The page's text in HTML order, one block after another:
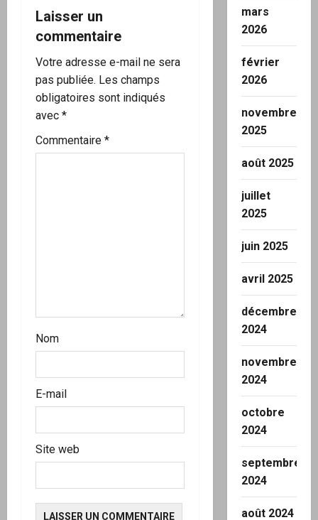
o
n
d
’
a
e
Laisser un
commentaire
Votre adresse e-mail ne sera
pas publiée. Les champs
obligatoires sont indiqués
avec *
Commentaire *
Nom
E-mail
Site web
mars
2026
février
2026
novembre
2025
août 2025
juillet
2025
juin 2025
avril 2025
décembre
2024
novembre
2024
octobre
2024
septembre
2024
août 2024